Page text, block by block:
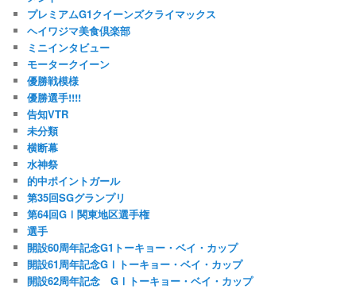
プレミアムG1クイーンズクライマックス
ヘイワジマ美食倶楽部
ミニインタビュー
モータークイーン
優勝戦模様
優勝選手!!!!
告知VTR
未分類
横断幕
水神祭
的中ポイントガール
第35回SGグランプリ
第64回GⅠ関東地区選手権
選手
開設60周年記念G1トーキョー・ベイ・カップ
開設61周年記念GⅠトーキョー・ベイ・カップ
開設62周年記念 GⅠトーキョー・ベイ・カップ